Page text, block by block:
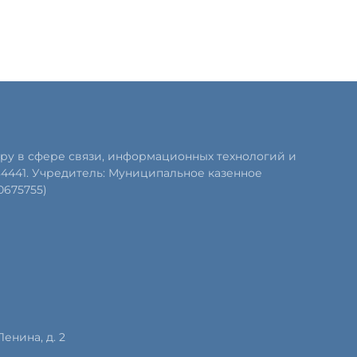
в сфере связи, информационных технологий и
Учредитель: Муниципальное казенное
д. 2